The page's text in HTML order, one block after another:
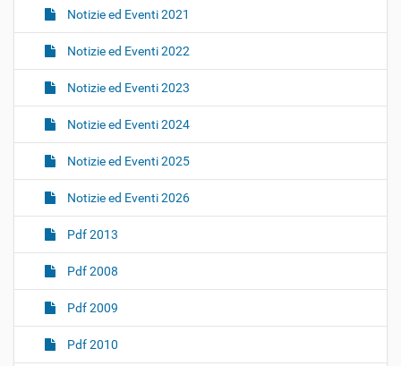
Notizie ed Eventi 2021
Notizie ed Eventi 2022
Notizie ed Eventi 2023
Notizie ed Eventi 2024
Notizie ed Eventi 2025
Notizie ed Eventi 2026
Pdf 2013
Pdf 2008
Pdf 2009
Pdf 2010